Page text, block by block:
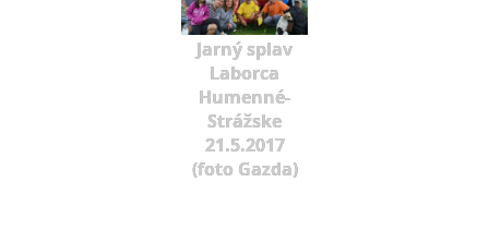
Jarný splav
Laborca
Humenné-
Strážske
21.5.2017
(foto Gazda)